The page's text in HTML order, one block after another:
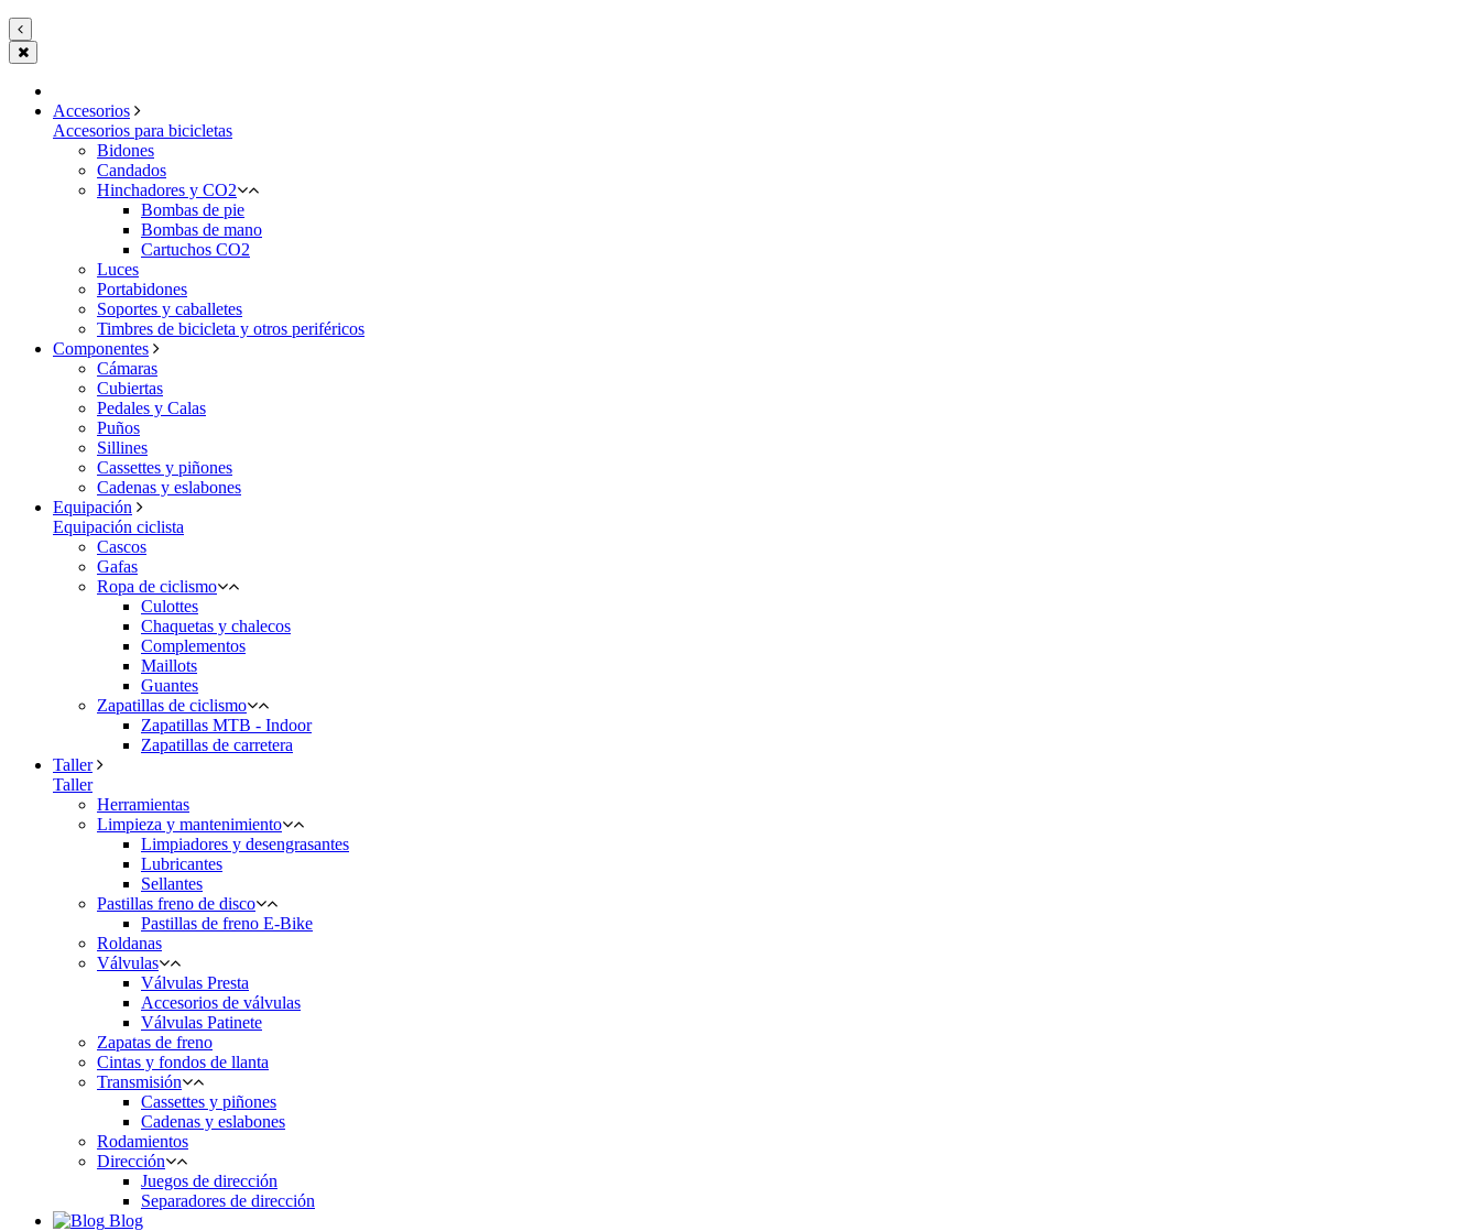
Accesorios
Accesorios para bicicletas
Bidones
Candados
Hinchadores y CO2
Bombas de pie
Bombas de mano
Cartuchos CO2
Luces
Portabidones
Soportes y caballetes
Timbres de bicicleta y otros periféricos
Componentes
Cámaras
Cubiertas
Pedales y Calas
Puños
Sillines
Cassettes y piñones
Cadenas y eslabones
Equipación
Equipación ciclista
Cascos
Gafas
Ropa de ciclismo
Culottes
Chaquetas y chalecos
Complementos
Maillots
Guantes
Zapatillas de ciclismo
Zapatillas MTB - Indoor
Zapatillas de carretera
Taller
Taller
Herramientas
Limpieza y mantenimiento
Limpiadores y desengrasantes
Lubricantes
Sellantes
Pastillas freno de disco
Pastillas de freno E-Bike
Roldanas
Válvulas
Válvulas Presta
Accesorios de válvulas
Válvulas Patinete
Zapatas de freno
Cintas y fondos de llanta
Transmisión
Cassettes y piñones
Cadenas y eslabones
Rodamientos
Dirección
Juegos de dirección
Separadores de dirección
Blog